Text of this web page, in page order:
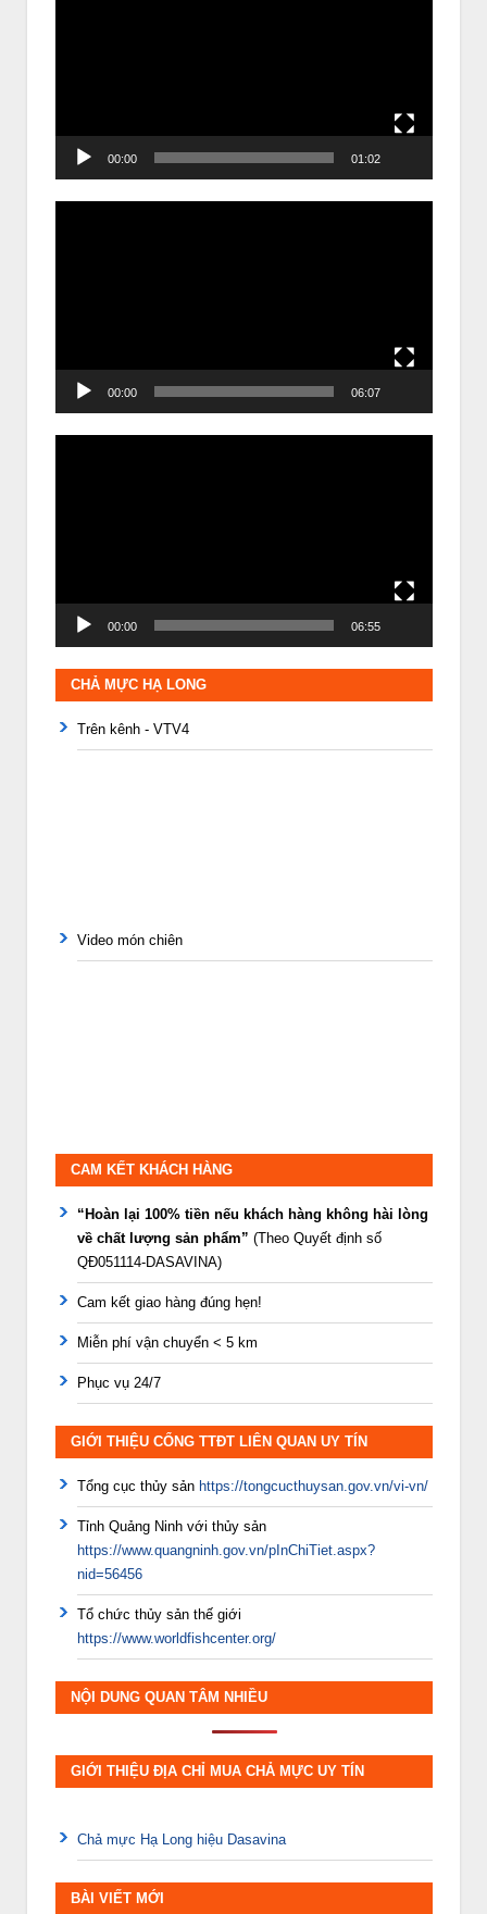
00:00 01:02
00:00 06:07
00:00 06:55
CHẢ MỰC HẠ LONG
Trên kênh - VTV4
Video món chiên
CAM KẾT KHÁCH HÀNG
“Hoàn lại 100% tiền nếu khách hàng không hài lòng
về chất lượng sản phẩm” (Theo Quyết định số
QĐ051114-DASAVINA)
Cam kết giao hàng đúng hẹn!
Miễn phí vận chuyển < 5 km
Phục vụ 24/7
GIỚI THIỆU CỔNG TTĐT LIÊN QUAN UY TÍN
Tổng cục thủy sản https://tongcucthuysan.gov.vn/vi-vn/
Tỉnh Quảng Ninh với thủy sản
https://www.quangninh.gov.vn/pInChiTiet.aspx?
nid=56456
Tổ chức thủy sản thế giới
https://www.worldfishcenter.org/
NỘI DUNG QUAN TÂM NHIỀU
GIỚI THIỆU ĐỊA CHỈ MUA CHẢ MỰC UY TÍN
Chả mực Hạ Long hiệu Dasavina
BÀI VIẾT MỚI